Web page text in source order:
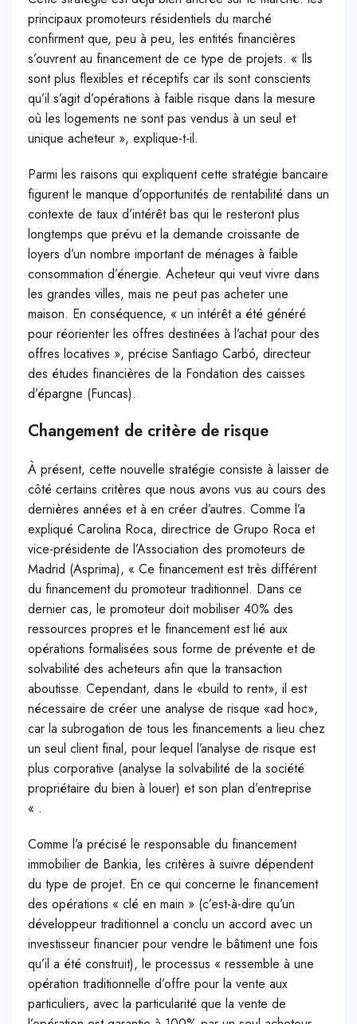
principaux promoteurs résidentiels du marché
confirment que, peu à peu, les entités financières
s’ouvrent au financement de ce type de projets. « Ils
sont plus flexibles et réceptifs car ils sont conscients
qu’il s’agit d’opérations à faible risque dans la mesure
où les logements ne sont pas vendus à un seul et
unique acheteur », explique-t-il.
Parmi les raisons qui expliquent cette stratégie bancaire
figurent le manque d’opportunités de rentabilité dans un
contexte de taux d’intérêt bas qui le resteront plus
longtemps que prévu et la demande croissante de
loyers d’un nombre important de ménages à faible
consommation d’énergie. Acheteur qui veut vivre dans
les grandes villes, mais ne peut pas acheter une
maison. En conséquence, « un intérêt a été généré
pour réorienter les offres destinées à l’achat pour des
offres locatives », précise Santiago Carbó, directeur
des études financières de la Fondation des caisses
d’épargne (Funcas).
Changement de critère de risque
À présent, cette nouvelle stratégie consiste à laisser de
côté certains critères que nous avons vus au cours des
dernières années et à en créer d’autres. Comme l’a
expliqué Carolina Roca, directrice de Grupo Roca et
vice-présidente de l’Association des promoteurs de
Madrid (Asprima), « Ce financement est très différent
du financement du promoteur traditionnel. Dans ce
dernier cas, le promoteur doit mobiliser 40% des
ressources propres et le financement est lié aux
opérations formalisées sous forme de prévente et de
solvabilité des acheteurs afin que la transaction
aboutisse. Cependant, dans le «build to rent», il est
nécessaire de créer une analyse de risque «ad hoc»,
car la subrogation de tous les financements a lieu chez
un seul client final, pour lequel l’analyse de risque est
plus corporative (analyse la solvabilité de la société
propriétaire du bien à louer) et son plan d’entreprise
« .
Comme l’a précisé le responsable du financement
immobilier de Bankia, les critères à suivre dépendent
du type de projet. En ce qui concerne le financement
des opérations « clé en main » (c’est-à-dire qu’un
développeur traditionnel a conclu un accord avec un
investisseur financier pour vendre le bâtiment une fois
qu’il a été construit), le processus « ressemble à une
opération traditionnelle d’offre pour la vente aux
particuliers, avec la particularité que la vente de